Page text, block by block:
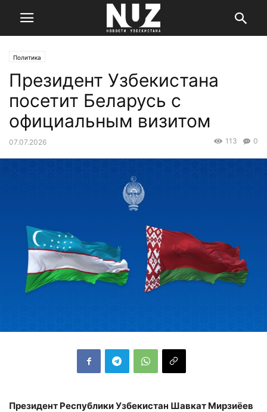
Политика
Президент Узбекистана
посетит Беларусь с
официальным визитом
07.07.2026 0
113
Президент Республики Узбекистан Шавкат Мирзиёев